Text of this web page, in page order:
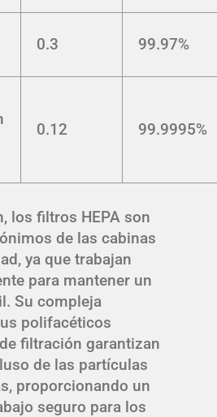
0.3 99.97%
0.12 99.9995%
los filtros HEPA son
de las cabinas
ya que trabajan
para mantener un
Su compleja
polifacéticos
filtración garantizan
de las partículas
proporcionando un
seguro para los